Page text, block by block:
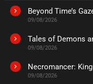
Beyond Time’s
09/08/2026
09/08/2026
Necromancer:
09/08/2026